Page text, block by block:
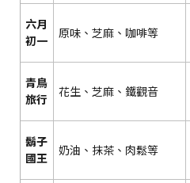
六月
初一
原味、芝麻、咖啡等
青鳥
旅行
花生、芝麻、鐵觀音
鬍子
國王
奶油、抹茶、肉鬆等